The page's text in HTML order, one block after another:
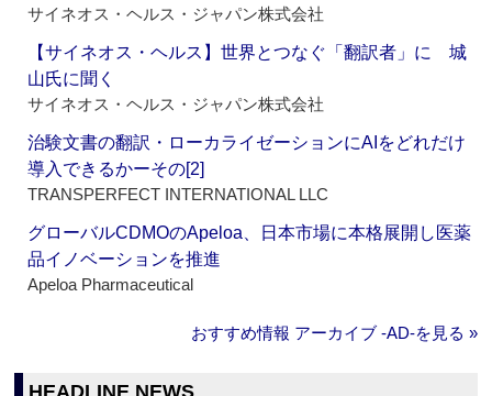
サイネオス・ヘルス・ジャパン株式会社
【サイネオス・ヘルス】世界とつなぐ「翻訳者」に 城
山氏に聞く
サイネオス・ヘルス・ジャパン株式会社
治験文書の翻訳・ローカライゼーションにAIをどれだけ
導入できるかーその[2]
TRANSPERFECT INTERNATIONAL LLC
グローバルCDMOのApeloa、日本市場に本格展開し医薬
品イノベーションを推進
Apeloa Pharmaceutical
おすすめ情報 アーカイブ ‐AD‐を見る »